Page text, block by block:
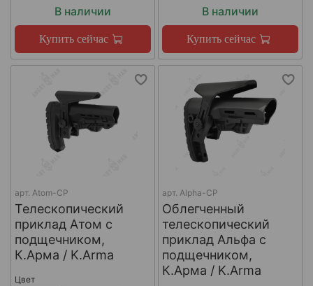
В наличии
Купить сейчас
В наличии
Купить сейчас
арт. Atom-CP
Телескопический
приклад Атом с
подщечником,
К.Арма / K.Arma
Цвет
арт. Alpha-CP
Облегченный
телескопический
приклад Альфа с
подщечником,
К.Арма / K.Arma